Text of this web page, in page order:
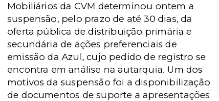
Mobiliários da CVM determinou ontem a
suspensão, pelo prazo de até 30 dias, da
oferta pública de distribuição primária e
secundária de ações preferenciais de
emissão da Azul, cujo pedido de registro se
encontra em análise na autarquia. Um dos
motivos da suspensão foi a disponibilização
de documentos de suporte a apresentações